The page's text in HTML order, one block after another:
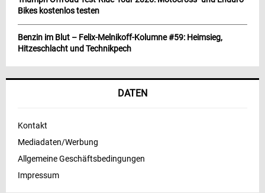
Bikes kostenlos testen
Benzin im Blut – Felix-Melnikoff-Kolumne #59: Heimsieg,
Hitzeschlacht und Technikpech
DATEN
Kontakt
Mediadaten/Werbung
Allgemeine Geschäftsbedingungen
Impressum